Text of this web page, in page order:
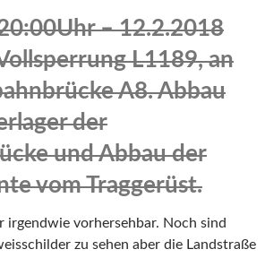
– 12.2.2018
L1189, an
A8. Abbau
der
und Abbau der
vom Traggerüst.
irgendwie vorhersehbar. Noch sind
zu sehen aber die Landstraße